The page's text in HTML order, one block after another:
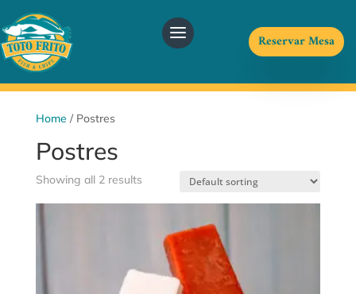
Reservar Mesa
Home / Postres
Postres
Showing all 2 results